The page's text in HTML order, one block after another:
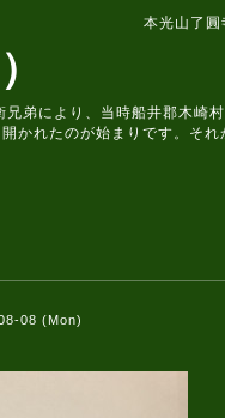
本光山了
により、当時船井郡木崎村
かれたのが始まりです。そ
08 (Mon)